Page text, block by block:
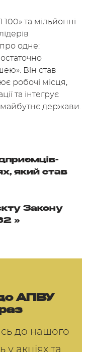
та мільйонні
про одне:
Він став
робочі місця,
та інтегрує
майбутнє держави.
який став
Закону
»
АПВУ
до нашого
у акціях та